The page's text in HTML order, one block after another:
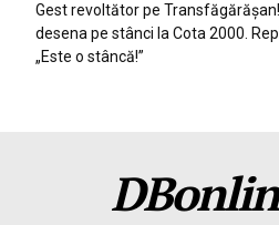
Gest revoltător pe
desena pe stânci la Cota 2000.
„Este o stâncă!”